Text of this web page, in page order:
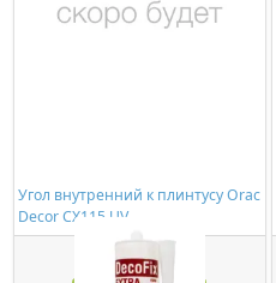
Угол внутренний к плинтусу Orac
Decor CX115 UV
338,00 ₽/шт